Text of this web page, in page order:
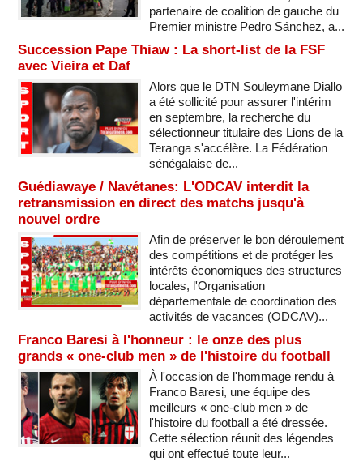
partenaire de coalition de gauche du
Premier ministre Pedro Sánchez, a...
Succession Pape Thiaw : La short-list de la FSF
avec Vieira et Daf
Alors que le DTN Souleymane Diallo
a été sollicité pour assurer l'intérim
en septembre, la recherche du
sélectionneur titulaire des Lions de la
Teranga s'accélère. La Fédération
sénégalaise de...
Guédiawaye / Navétanes: L'ODCAV interdit la
retransmission en direct des matchs jusqu'à
nouvel ordre
Afin de préserver le bon déroulement
des compétitions et de protéger les
intérêts économiques des structures
locales, l'Organisation
départementale de coordination des
activités de vacances (ODCAV)...
Franco Baresi à l'honneur : le onze des plus
grands « one-club men » de l'histoire du football
À l'occasion de l'hommage rendu à
Franco Baresi, une équipe des
meilleurs « one-club men » de
l'histoire du football a été dressée.
Cette sélection réunit des légendes
qui ont effectué toute leur...